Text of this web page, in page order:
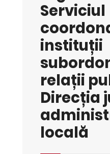
Serviciul
instituții
relații
Direcția
locală